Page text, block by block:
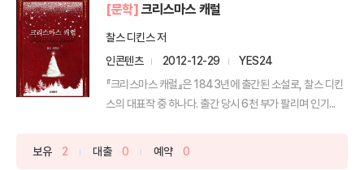
[문학] 크리스마스 캐럴
찰스 디킨스 저
인콘텐츠
2012-12-29
YES24
『크리스마스 캐럴』은 1843년에 출간된 소설로, 찰스 디킨
스의 대표작 중 하나다. 출간 당시 6천 부가 팔리며 인기...
보유 2 대출 0 예약 0